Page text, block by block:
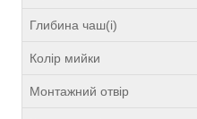
Глибина чаш(і)
Колір мийки
Монтажний отвір